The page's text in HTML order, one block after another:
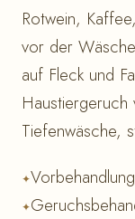
Rotwein,
vor der
auf Fleck und
Tiefenwäsche,